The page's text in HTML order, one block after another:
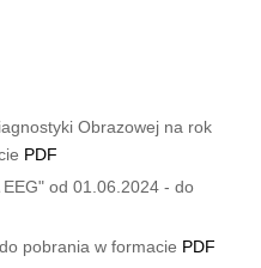
Obrazowej na rok
PDF
EEG" od 01.06.2024 - do
pobrania w formacie PDF